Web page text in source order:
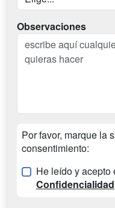
Observaciones
Por favor, marque la
consentimiento:
He leído y acepto
Confidencialidad